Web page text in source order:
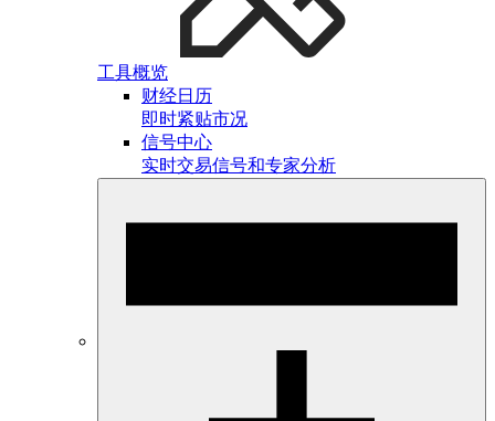
工具概览
财经日历
即时紧贴市况
信号中心
实时交易信号和专家分析